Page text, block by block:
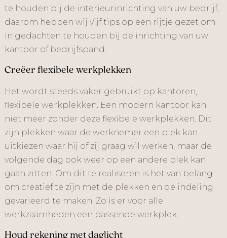
te houden bij de interieurinrichting van uw bedrijf,
daarom hebben wij vijf tips op een rijtje gezet om
in gedachten te houden bij de inrichting van uw
kantoor of bedrijfspand.
Creëer flexibele werkplekken
Het wordt steeds vaker gebruikt op kantoren,
flexibele werkplekken. Een modern kantoor kan
niet meer zonder deze flexibele werkplekken. Dit
zijn plekken waar de werknemer een plek kan
uitkiezen waar hij of zij graag wil werken, maar de
volgende dag ook weer op een andere plek kan
gaan zitten. Om dit te realiseren is het van belang
om creatief te zijn met de plekken en de indeling
gevarieerd te maken. Zo is er voor alle
werkzaamheden een passende werkplek.
Houd rekening met daglicht